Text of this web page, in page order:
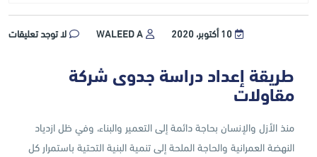
10 أكتوبر، 2020 WALEED A لا توجد تعليقات
طريقة إعداد دراسة جدوى شركة
مقاولات
منذ الأزل والإنسان بحاجة دائمة إلى التعمير والبناء، وفي ظل ازدياد
النهضة العمرانية والحاجة الملحة إلى تنمية البنية التحتية باستمرار كل